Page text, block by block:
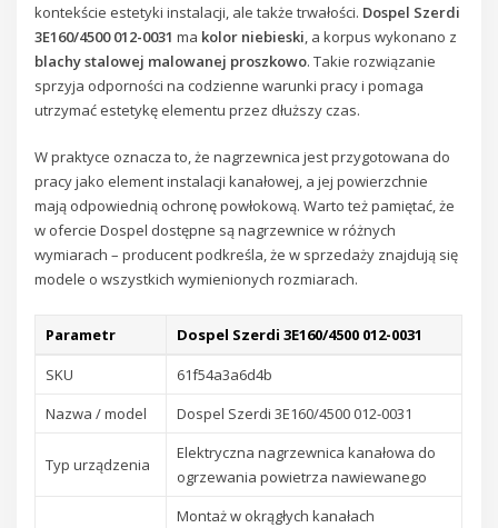
kontekście estetyki instalacji, ale także trwałości. Dospel Szerdi
3E160/4500 012-0031 ma kolor niebieski, a korpus wykonano z
blachy stalowej malowanej proszkowo. Takie rozwiązanie
sprzyja odporności na codzienne warunki pracy i pomaga
utrzymać estetykę elementu przez dłuższy czas.
W praktyce oznacza to, że nagrzewnica jest przygotowana do
pracy jako element instalacji kanałowej, a jej powierzchnie
mają odpowiednią ochronę powłokową. Warto też pamiętać, że
w ofercie Dospel dostępne są nagrzewnice w różnych
wymiarach – producent podkreśla, że w sprzedaży znajdują się
modele o wszystkich wymienionych rozmiarach.
Parametr
Dospel Szerdi 3E160/4500 012-0031
SKU
61f54a3a6d4b
Nazwa / model
Dospel Szerdi 3E160/4500 012-0031
Typ urządzenia
Elektryczna nagrzewnica kanałowa do
ogrzewania powietrza nawiewanego
Montaż w okrągłych kanałach